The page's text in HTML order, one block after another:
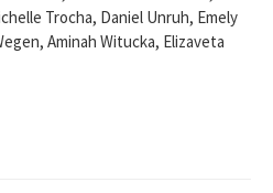
Trocha, Daniel Unruh, Emely
Aminah Witucka, Elizaveta